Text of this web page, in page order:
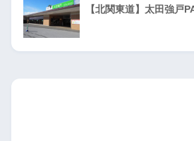
【北関東道】太田強戸